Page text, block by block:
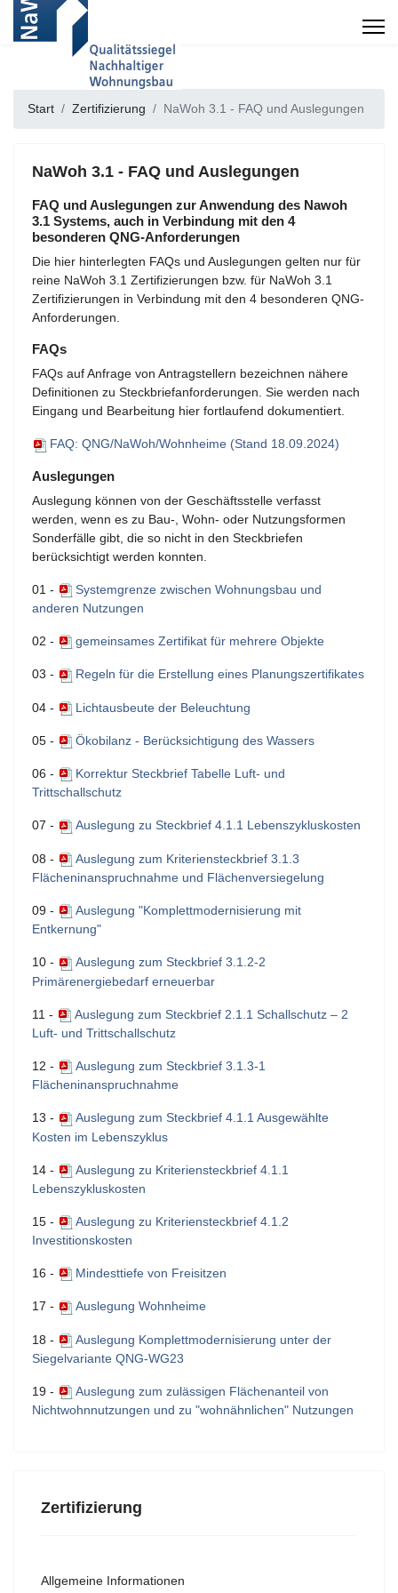
Start Zertifizierung NaWoh 3.1 - FAQ und Auslegungen
NaWoh 3.1 - FAQ und Auslegungen
FAQ und Auslegungen zur Anwendung des Nawoh
3.1 Systems, auch in Verbindung mit den 4
besonderen QNG-Anforderungen
Die hier hinterlegten FAQs und Auslegungen gelten nur für
reine NaWoh 3.1 Zertifizierungen bzw. für NaWoh 3.1
Zertifizierungen in Verbindung mit den 4 besonderen QNG-
Anforderungen.
FAQs
FAQs auf Anfrage von Antragstellern bezeichnen nähere
Definitionen zu Steckbriefanforderungen. Sie werden nach
Eingang und Bearbeitung hier fortlaufend dokumentiert.
FAQ: QNG/NaWoh/Wohnheime (Stand 18.09.2024)
Auslegungen
Auslegung können von der Geschäftsstelle verfasst
werden, wenn es zu Bau-, Wohn- oder Nutzungsformen
Sonderfälle gibt, die so nicht in den Steckbriefen
berücksichtigt werden konnten.
01 -
Systemgrenze zwischen Wohnungsbau und
anderen Nutzungen
02 - gemeinsames Zertifikat für mehrere Objekte
03 - Regeln für die Erstellung eines Planungszertifikates
04 - Lichtausbeute der Beleuchtung
05 - Ökobilanz - Berücksichtigung des Wassers
06 -
Korrektur Steckbrief Tabelle Luft- und
Trittschallschutz
07 - Auslegung zu Steckbrief 4.1.1 Lebenszykluskosten
08 -
Auslegung zum Kriteriensteckbrief 3.1.3
Flächeninanspruchnahme und Flächenversiegelung
09 -
Auslegung "Komplettmodernisierung mit
Entkernung"
10 -
Auslegung zum Steckbrief 3.1.2-2
Primärenergiebedarf erneuerbar
11 -
Auslegung zum Steckbrief 2.1.1 Schallschutz – 2
Luft- und Trittschallschutz
12 -
Auslegung zum Steckbrief 3.1.3-1
Flächeninanspruchnahme
13 -
Auslegung zum Steckbrief 4.1.1 Ausgewählte
Kosten im Lebenszyklus
14 -
Auslegung zu Kriteriensteckbrief 4.1.1
Lebenszykluskosten
15 -
Auslegung zu Kriteriensteckbrief 4.1.2
Investitionskosten
16 - Mindesttiefe von Freisitzen
17 - Auslegung Wohnheime
18 -
Auslegung Komplettmodernisierung unter der
Siegelvariante QNG-WG23
19 -
Auslegung zum zulässigen Flächenanteil von
Nichtwohnnutzungen und zu "wohnähnlichen" Nutzungen
Zertifizierung
Allgemeine Informationen